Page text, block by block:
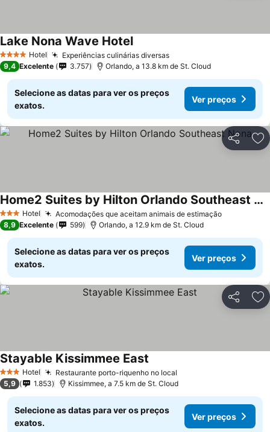
4 EstrelasHotel Experiências culinárias diversasVer preços
Lake Nona Wave HotelVer preços
9,4 Excelente 3.757 Orlando, a 13.8 km de St. Cloud
Selecione as datas para ver os preços
exatos.
Ver preços
Partilhar
3 EstrelasHotel Acomodações que aceitam animais de estimaçãoVer preços
Home2 Suites by Hilton Orlando Southeast Nona
Ver preços
8,9 Excelente 599 Orlando, a 12.9 km de St. Cloud
Selecione as datas para ver os preços
exatos.
Ver preços
Partilhar
3 EstrelasHotel Restaurante porto-riquenho no local
Stayable Kissimmee East
5,9 1.853 Kissimmee, a 7.5 km de St. Cloud
Selecione as datas para ver os preços
exatos.
Ver preços